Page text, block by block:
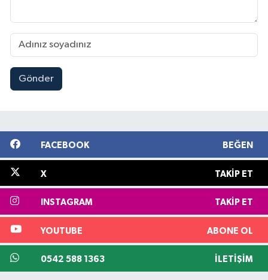
Gönder
FACEBOOK BEĞEN
X TAKIP ET
INSTAGRAM TAKIP ET
YOUTUBE ABONE OL
0542 588 1363 İLETIŞIM